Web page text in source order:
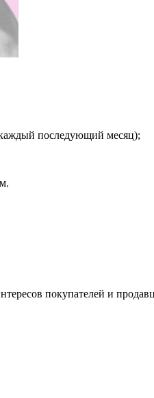
каждый последующий месяц);
покупателей и